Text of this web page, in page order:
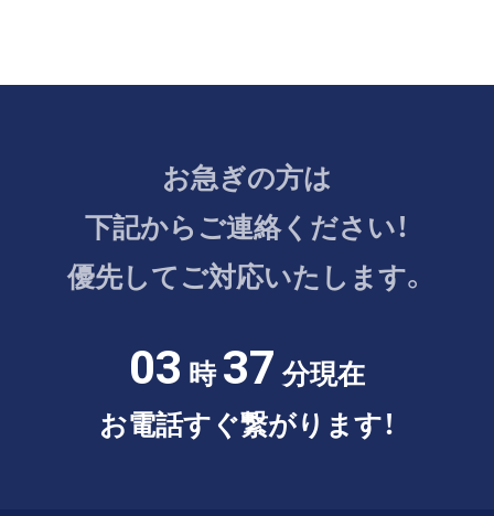
お急ぎの方は
下記からご連絡ください！
優先してご対応いたします。
03 時37 分現在
お電話すぐ繋がります！